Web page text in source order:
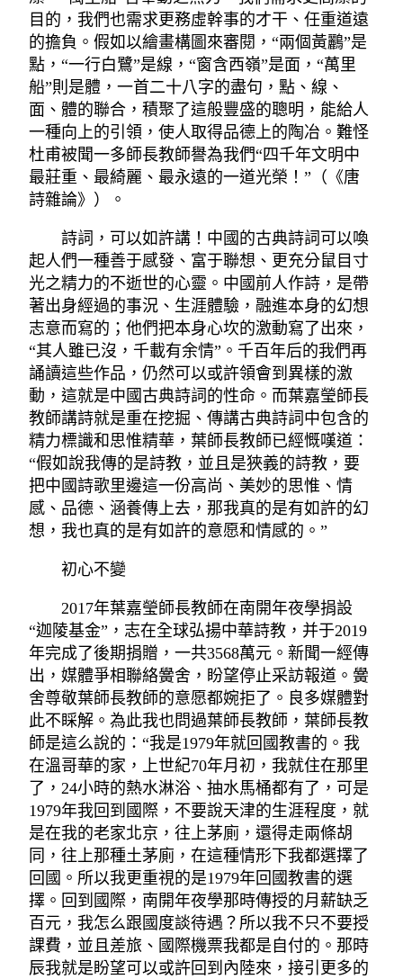
目的，我們也需求更務虛幹事的才干、任重道遠
的擔負。假如以繪畫構圖來審閱，“兩個黃鸝”是
點，“一行白鷺”是線，“窗含西嶺”是面，“萬里
船”則是體，一首二十八字的盡句，點、線、
面、體的聯合，積聚了這般豐盛的聰明，能給人
一種向上的引領，使人取得品德上的陶冶。難怪
杜甫被聞一多師長教師譽為我們“四千年文明中
最莊重、最綺麗、最永遠的一道光榮！”（《唐
詩雜論》）。
詩詞，可以如許講！中國的古典詩詞可以喚
起人們一種善于感發、富于聯想、更充分鼠目寸
光之精力的不逝世的心靈。中國前人作詩，是帶
著出身經過的事況、生涯體驗，融進本身的幻想
志意而寫的；他們把本身心坎的激動寫了出來，
“其人雖已沒，千載有余情”。千百年后的我們再
誦讀這些作品，仍然可以或許領會到異樣的激
動，這就是中國古典詩詞的性命。而葉嘉瑩師長
教師講詩就是重在挖掘、傳講古典詩詞中包含的
精力標識和思惟精華，葉師長教師已經慨嘆道：
“假如說我傳的是詩教，並且是狹義的詩教，要
把中國詩歌里邊這一份高尚、美妙的思惟、情
感、品德、涵養傳上去，那我真的是有如許的幻
想，我也真的是有如許的意愿和情感的。”
初心不變
2017年葉嘉瑩師長教師在南開年夜學捐設
“迦陵基金”，志在全球弘揚中華詩教，并于2019
年完成了後期捐贈，一共3568萬元。新聞一經傳
出，媒體爭相聯絡黌舍，盼望停止采訪報道。黌
舍尊敬葉師長教師的意愿都婉拒了。良多媒體對
此不睬解。為此我也問過葉師長教師，葉師長教
師是這么說的：“我是1979年就回國教書的。我
在溫哥華的家，上世紀70年月初，我就住在那里
了，24小時的熱水淋浴、抽水馬桶都有了，可是
1979年我回到國際，不要說天津的生涯程度，就
是在我的老家北京，往上茅廁，還得走兩條胡
同，往上那種土茅廁，在這種情形下我都選擇了
回國。所以我更重視的是1979年回國教書的選
擇。回到國際，南開年夜學那時傳授的月薪缺乏
百元，我怎么跟國度談待遇？所以我不只不要授
課費，並且差旅、國際機票我都是自付的。那時
辰我就是盼望可以或許回到內陸來，接引更多的